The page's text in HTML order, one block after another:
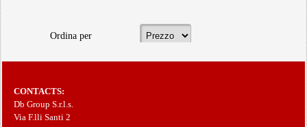
Ordina per
CONTACTS:
Db Group S.r.l.s.
Via F.lli Santi 2